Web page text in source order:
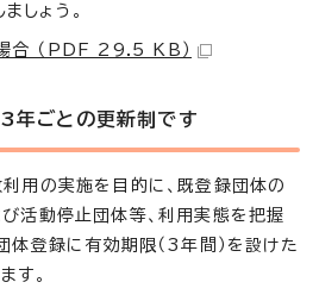
しょう。
合 （PDF 29.5 KB）
年ごとの更新制です
用の実施を目的に、既登録団体の
活動停止団体等、利用実態を把握
体登録に有効期限（3年間）を設けた
す。